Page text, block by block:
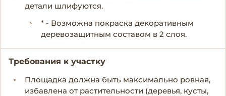
детали шлифуются.
* - Возможна покраска декоративным
деревозащитным составом в 2 слоя.
Требования к участку
Площадка должна быть максимально ровная,
избавлена от растительности (деревья, кусты,